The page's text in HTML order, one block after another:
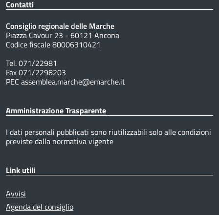
Contatti
Consiglio regionale delle Marche
Piazza Cavour 23 - 60121 Ancona
Codice fiscale 80006310421
Tel. 071/22981
Fax 071/2298203
PEC assemblea.marche@emarche.it
Amministrazione Trasparente
I dati personali pubblicati sono riutilizzabili solo alle condizioni
previste dalla normativa vigente
Link utili
Avvisi
Agenda del consiglio